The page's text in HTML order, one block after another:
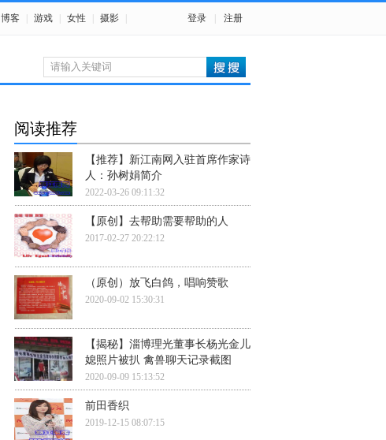
博客 游戏 女性 摄影 登录 注册
阅读推荐
【推荐】新江南网入驻首席作家诗
人：孙树娟简介
2022-03-26 09:11:32
【原创】去帮助需要帮助的人
2017-02-27 20:22:12
（原创）放飞白鸽，唱响赞歌
2020-09-02 15:30:31
【揭秘】淄博理光董事长杨光金儿
媳照片被扒 禽兽聊天记录截图
2020-09-09 15:13:52
前田香织
2019-12-15 08:07:15